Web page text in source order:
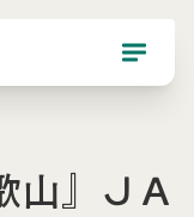
山』ＪＡ